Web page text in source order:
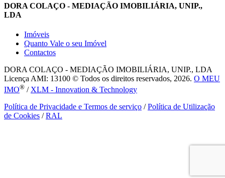
DORA COLAÇO - MEDIAÇÃO IMOBILIÁRIA, UNIP.,
LDA
Imóveis
Quanto Vale o seu Imóvel
Contactos
DORA COLAÇO - MEDIAÇÃO IMOBILIÁRIA, UNIP., LDA
Licença AMI: 13100 © Todos os direitos reservados, 2026. O MEU
IMO® / XLM - Innovation & Technology
Política de Privacidade e Termos de serviço /Política de Utilização
de Cookies /RAL